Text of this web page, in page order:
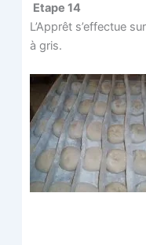
Etape 14
L’Apprêt s’effectue
à gris.